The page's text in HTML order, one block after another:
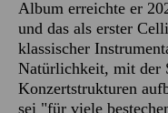
Album erreichte er
und das als erster
klassischer
Natürlichkeit, mit der
Konzertstrukturen
sei "für viele